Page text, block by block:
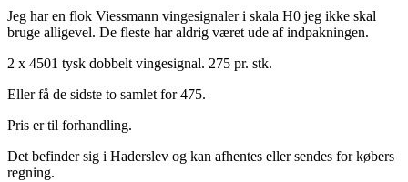
Jeg har en flok Viessmann vingesignaler i skala H0 jeg ikke skal
bruge alligevel. De fleste har aldrig været ude af indpakningen.
2 x 4501 tysk dobbelt vingesignal. 275 pr. stk.
Eller få de sidste to samlet for 475.
Pris er til forhandling.
Det befinder sig i Haderslev og kan afhentes eller sendes for købers
regning.